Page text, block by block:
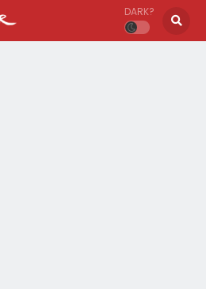
DARK?